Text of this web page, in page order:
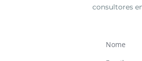
consultores